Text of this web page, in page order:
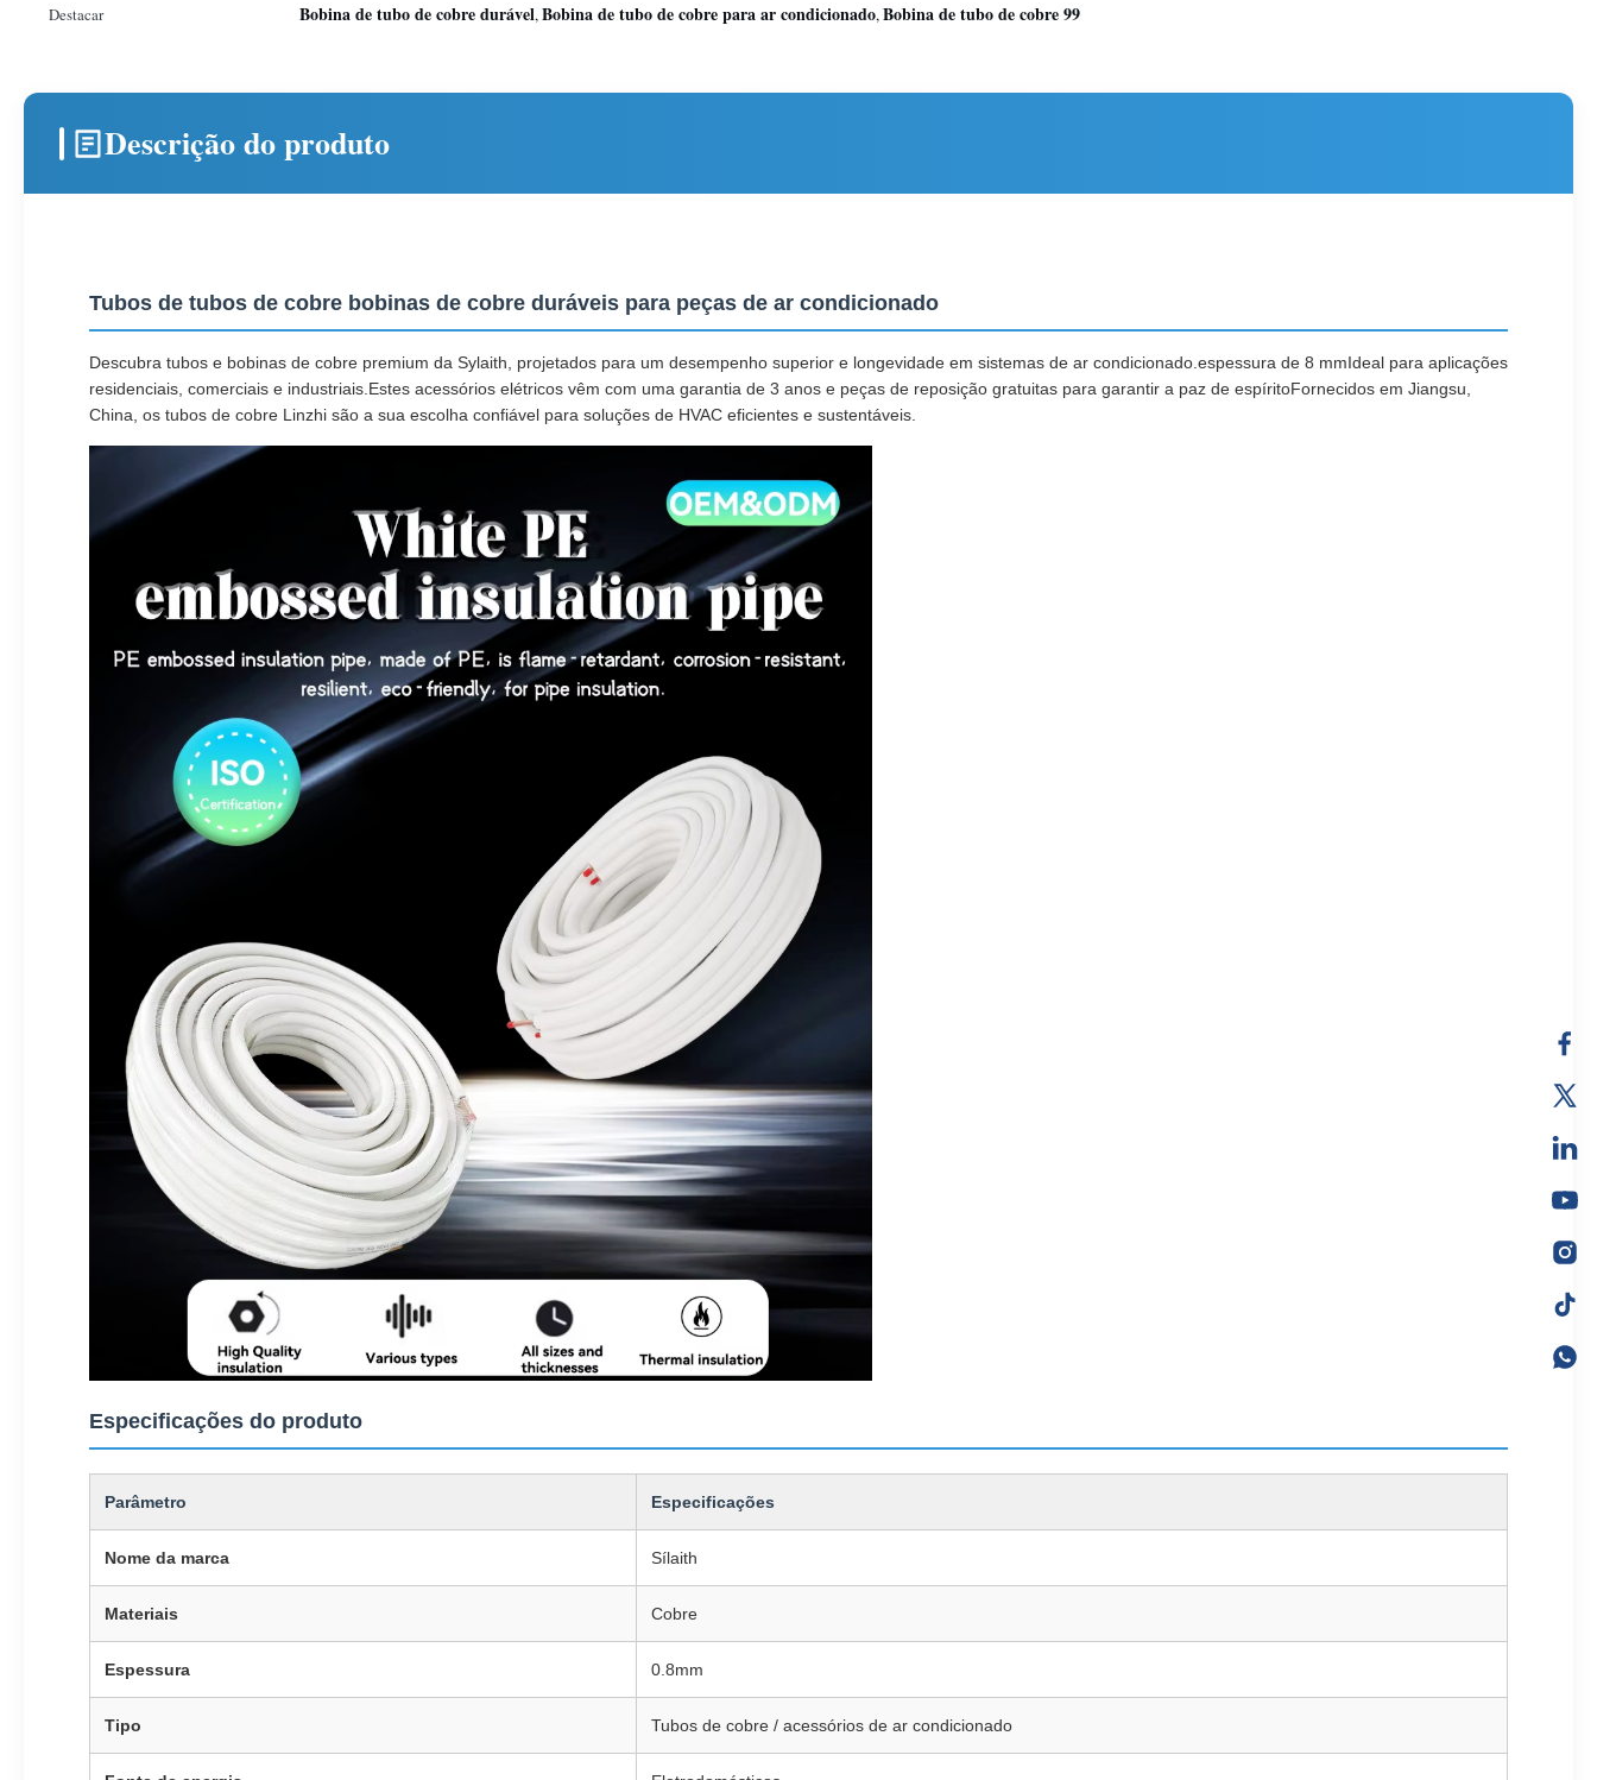
Destacar
Bobina de tubo de cobre durável,Bobina de tubo de cobre para ar condicionado,Bobina de tubo de cobre 99
Descrição do produto
Tubos de tubos de cobre bobinas de cobre duráveis para peças de ar condicionado
Descubra tubos e bobinas de cobre premium da Sylaith, projetados para um desempenho superior e longevidade em sistemas de ar condicionado.espessura de 8 mmIdeal para aplicações
residenciais, comerciais e industriais.Estes acessórios elétricos vêm com uma garantia de 3 anos e peças de reposição gratuitas para garantir a paz de espíritoFornecidos em Jiangsu,
China, os tubos de cobre Linzhi são a sua escolha confiável para soluções de HVAC eficientes e sustentáveis.
Especificações do produto
Parâmetro Especificações
Nome da marca Sílaith
Materiais Cobre
Espessura 0.8mm
Tipo Tubos de cobre / acessórios de ar condicionado